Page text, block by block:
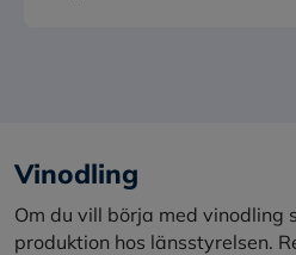
Vinodling
Om du vill börja med vinodling
produktion hos länsstyrelsen.